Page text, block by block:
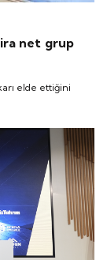
lira net grup
elde ettiğini